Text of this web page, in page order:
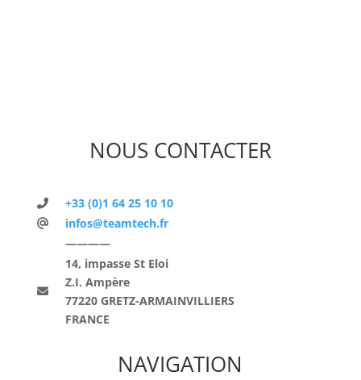
NOUS CONTACTER
+33 (0)1 64 25 10 10
infos@teamtech.fr
————
14, impasse St Eloi
Z.I. Ampère
77220 GRETZ-ARMAINVILLIERS
FRANCE
NAVIGATION